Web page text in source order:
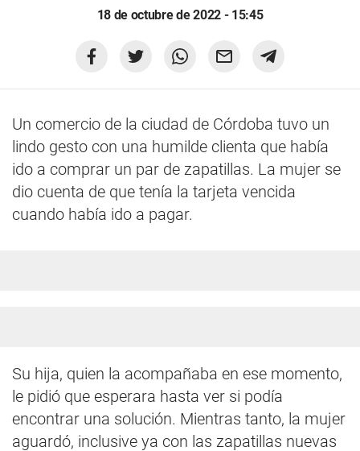
18 de octubre de 2022 - 15:45
Un comercio de la ciudad de Córdoba tuvo un
lindo gesto con una humilde clienta que había
ido a comprar un par de zapatillas. La mujer se
dio cuenta de que tenía la tarjeta vencida
cuando había ido a pagar.
Su hija, quien la acompañaba en ese momento,
le pidió que esperara hasta ver si podía
encontrar una solución. Mientras tanto, la mujer
aguardó, inclusive ya con las zapatillas nuevas